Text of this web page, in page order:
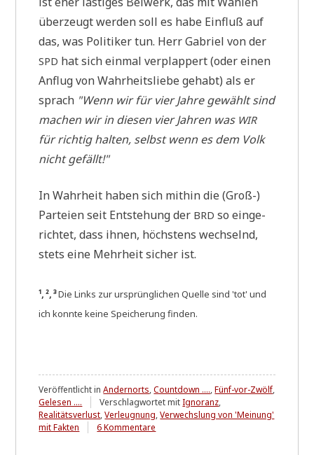
über­zeugt wer­den soll es habe Ein­fluß auf
das, was Poli­ti­ker tun. Herr Gabri­el von der
SPD hat sich ein­mal ver­plap­pert (oder einen
Anflug von Wahr­heits­lie­be gehabt) als er
sprach "Wenn wir für vier Jah­re gewählt sind
machen wir in die­sen vier Jah­ren was WIR
für rich­tig hal­ten, selbst wenn es dem Volk
nicht gefällt!"
In Wahr­heit haben sich mit­hin die (Groß-)
Par­tei­en seit Ent­ste­hung der BRD so ein­ge­
rich­tet, dass ihnen, höch­stens wech­selnd,
stets eine Mehr­heit sicher ist.
¹, ², ³Die Links zur ursprüng­li­chen Quel­le sind 'tot' und
ich konn­te kei­ne Spei­che­rung finden.
Veröffentlicht inAndernorts,Countdown ....,Fünf-vor-Zwölf,
Gelesen ....
Verschlagwortet mitIgnoranz,
Realitätsverlust,Verleugnung,Verwechslung von 'Meinung'
mit Fakten
6 Kommentare